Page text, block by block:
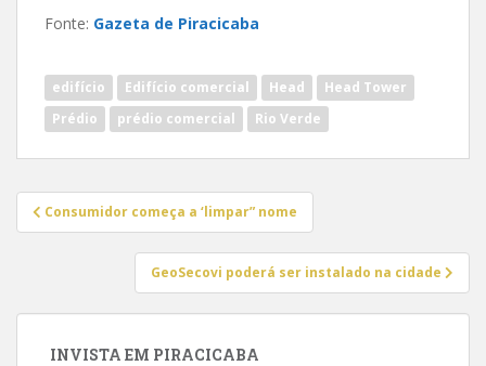
Fonte: Gazeta de Piracicaba
edifício Edifício comercial Head
Head Tower
Prédio
prédio comercial Rio Verde
Navegação
de
Consumidor começa a ‘limpar” nome
GeoSecovi poderá ser instalado na cidade
INVISTA EM PIRACICABA